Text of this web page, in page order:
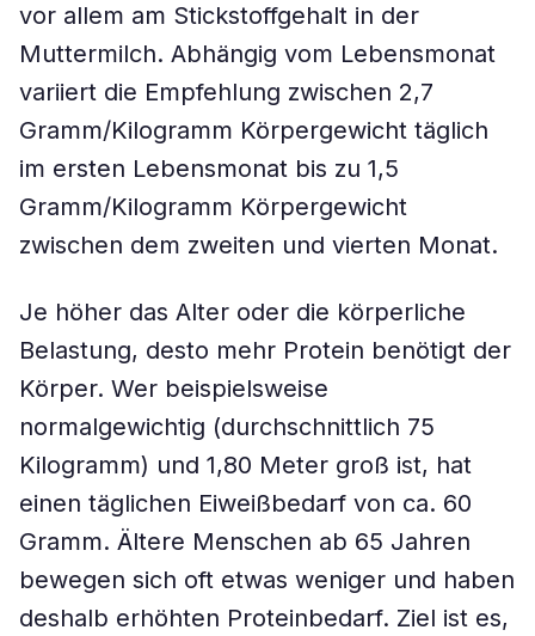
vor allem am Stickstoffgehalt in der
Muttermilch. Abhängig vom Lebensmonat
variiert die Empfehlung zwischen 2,7
Gramm/Kilogramm Körpergewicht täglich
im ersten Lebensmonat bis zu 1,5
Gramm/Kilogramm Körpergewicht
zwischen dem zweiten und vierten Monat.
Je höher das Alter oder die körperliche
Belastung, desto mehr Protein benötigt der
Körper. Wer beispielsweise
normalgewichtig (durchschnittlich 75
Kilogramm) und 1,80 Meter groß ist, hat
einen täglichen Eiweißbedarf von ca. 60
Gramm. Ältere Menschen ab 65 Jahren
bewegen sich oft etwas weniger und haben
deshalb erhöhten Proteinbedarf. Ziel ist es,